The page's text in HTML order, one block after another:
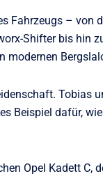
Fahrzeugs – von
Shifter bis hin
modernen
Tobias
Beispiel dafür,
Opel Kadett C,